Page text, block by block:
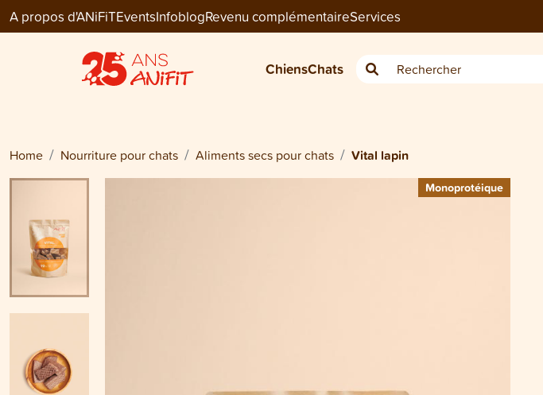
A propos d'ANiFiTEventsInfoblogRevenu complémentaireServices
ChiensChats
Cat Menu Dry
VITAL LAPIN
CHF 43.70
Home Nourriture pour chats Aliments secs pour chats Vital lapin
Monoprotéique
Monoprotéique